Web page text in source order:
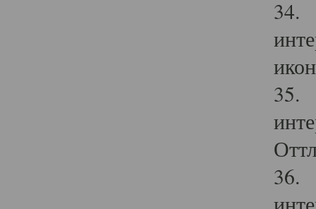
34.
35.
36.